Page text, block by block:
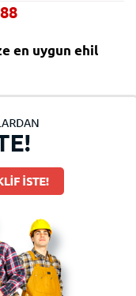
en uygun ehil